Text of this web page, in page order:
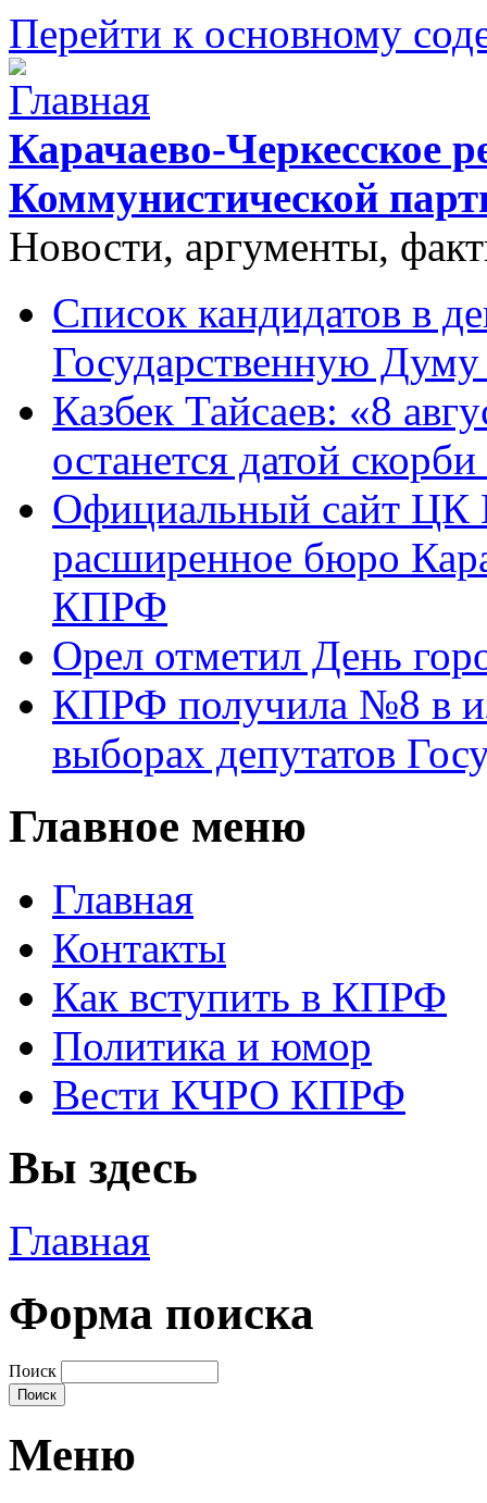
Перейти к основному
Карачаево-Черкесское
Коммунистической
Новости, аргументы,
Список кандидатов в
Государственную
Казбек Тайсаев: «8
останется датой
Официальный сайт ЦК
расширенное бюро
КПРФ
Орел отметил День
КПРФ получила №8 в
выборах депутатов
Главное меню
Главная
Контакты
Как вступить в КПРФ
Политика и юмор
Вести КЧРО КПРФ
Вы здесь
Главная
Форма поиска
Поиск
Меню